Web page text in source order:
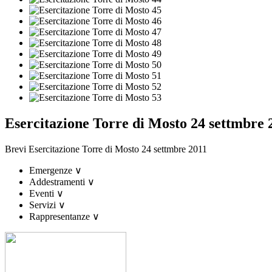
Esercitazione Torre di Mosto 24 settmbre
Brevi Esercitazione Torre di Mosto 24 settmbre 2011
Emergenze ∨
Addestramenti ∨
Eventi ∨
Servizi ∨
Rappresentanze ∨